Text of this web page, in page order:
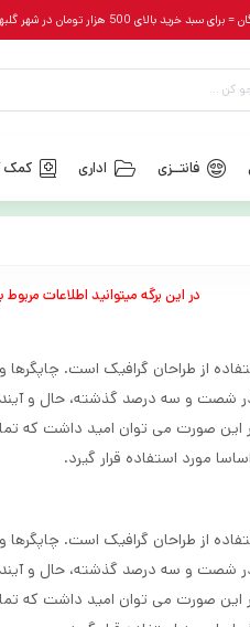
500 هزار تومان در شهر گلبهار و در سایر شهر ها سبد خرید بالای 800 هزار تومان
فانتــزی اداری کمک
در این برگه میتوانید اطلاعات
از طراحان گرافیک است. چاپگرها
شصت و سه درصد گذشته، حال و
صورت می توان امید داشت که
مورد استفاده قرار گیرد.
از طراحان گرافیک است. چاپگرها
شصت و سه درصد گذشته، حال و
صورت می توان امید داشت که